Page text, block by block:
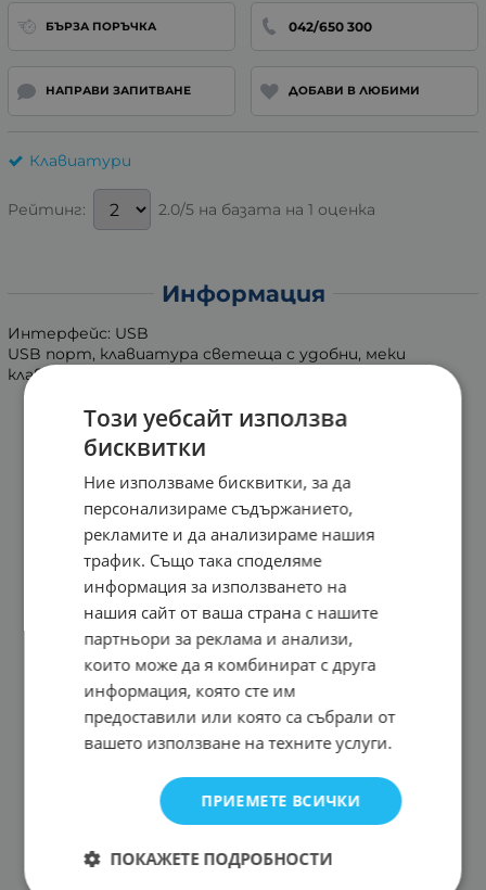
БЪРЗА ПОРЪЧКА 042/650 300
НАПРАВИ ЗАПИТВАНЕ ДОБАВИ В ЛЮБИМИ
Клавиатури
Рейтинг: 2.0/5 на базата на 1 оценка
Информация
Интерфейс: USB
USB порт, клавиатура светеща с удобни, меки
клавиши за работа с едно докосване
Този уебсайт използва
бисквитки
Ние използваме бисквитки, за да
персонализираме съдържанието,
рекламите и да анализираме нашия
трафик. Също така споделяме
информация за използването на
нашия сайт от ваша страна с нашите
партньори за реклама и анализи,
които може да я комбинират с друга
информация, която сте им
предоставили или която са събрали от
вашето използване на техните услуги.
ПРИЕМЕТЕ ВСИЧКИ
ПОКАЖЕТЕ ПОДРОБНОСТИ